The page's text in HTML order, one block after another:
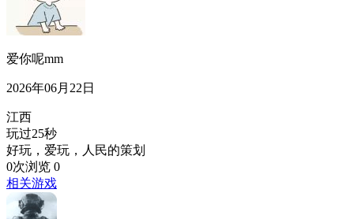
爱你呢mm
2026年06月22日
江西
玩过25秒
好玩，爱玩，人民的策划
0次浏览 0
相关游戏